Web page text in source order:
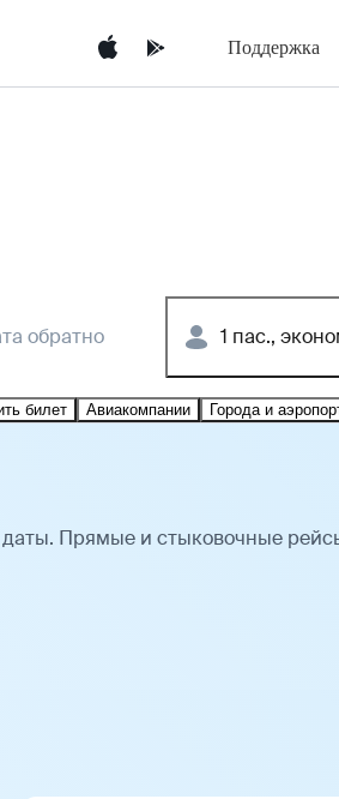
Поддержка
обратно 1 пас.,
билет Авиакомпании Города и
Прямые и стыковочные